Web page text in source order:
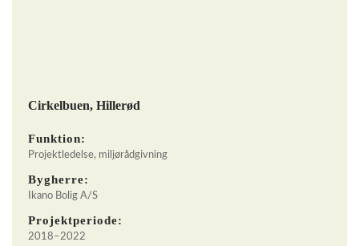
Cirkelbuen, Hillerød
Funktion:
Projektledelse, miljørådgivning
Bygherre:
Ikano Bolig A/S
Projektperiode:
2018–2022